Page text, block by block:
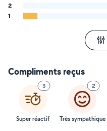
2
1
Compliments reçus
3
Super réactif
2
Très sympathique